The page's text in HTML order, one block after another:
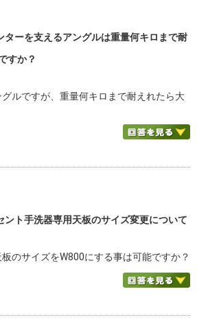
ーを支えるアングルは重量何キロまで耐
すか？
ルですが、重量何キロまで耐えれたら大
ト手洗器専用天板のサイズ変更について
のサイズをW800にする事は可能ですか？